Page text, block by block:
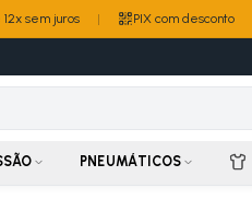
sem juros | PIX com desconto
PNEUMÁTICOS